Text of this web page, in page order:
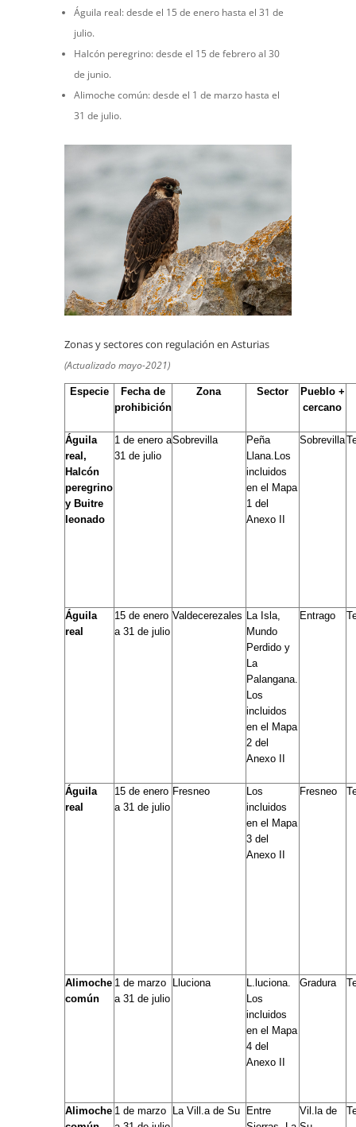
Águila real: desde el 15 de enero hasta el 31 de
julio.
Halcón peregrino: desde el 15 de febrero al 30
de junio.
Alimoche común: desde el 1 de marzo hasta el
31 de julio.
Zonas y sectores con regulación en Asturias
(Actualizado mayo-2021)
Especie
Fecha de
prohibición
Zona Sector
Pueblo +
cercano
Águila
real,
Halcón
peregrino
y Buitre
leonado
1 de enero a
31 de julio
Sobrevilla
Peña
Llana.Los
incluidos
en el Mapa
1 del
Anexo II
Sobrevilla
Águila
real
15 de enero
a 31 de julio
Valdecerezales La Isla,
Mundo
Perdido y
La
Palangana.
Los
incluidos
en el Mapa
2 del
Anexo II
Entrago
Águila
real
15 de enero
a 31 de julio
Fresneo
Los
incluidos
en el Mapa
3 del
Anexo II
Fresneo
Alimoche
común
1 de marzo
a 31 de julio
Lluciona
L.luciona.
Los
incluidos
en el Mapa
4 del
Anexo II
Gradura
Alimoche 1 de marzo
La Vill.a de Su
Entre
Vil.la de